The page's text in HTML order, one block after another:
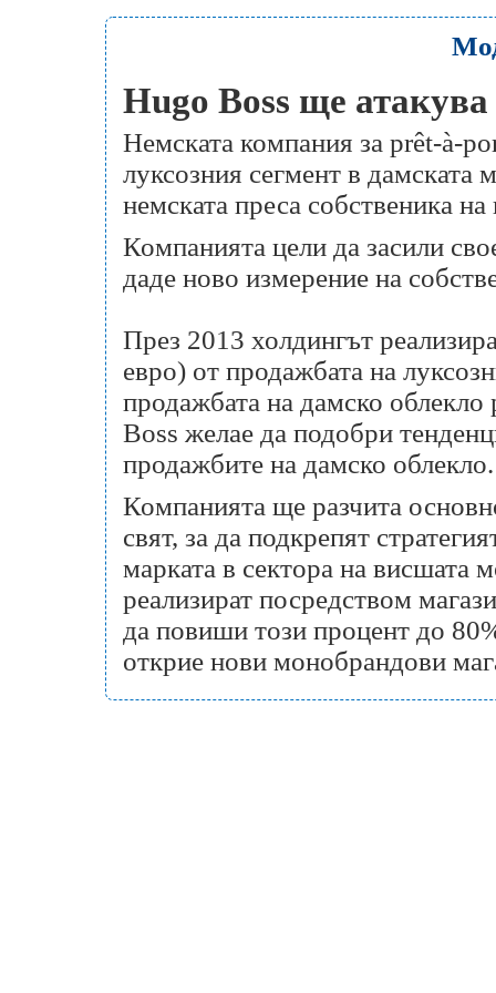
Hugo Boss ще
Немската компания за рrêt-à-
луксозния сегмент в
немската преса собственика
Компанията цели да засили
даде ново измерение на
През 2013 холдингът
евро) от продажбата на
продажбата на дамско
Boss желае да подобри
продажбите на дамско облекло.
Компанията ще разчита
свят, за да подкрепят
марката в сектора на висшата
реализират посредством
да повиши този процент до
открие нови монобрандови